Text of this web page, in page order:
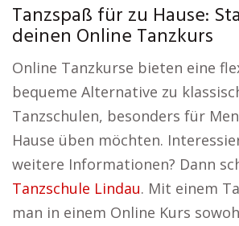
Tanzspaß für zu Hause:
deinen Online Tanzkurs
Online Tanzkurse bieten eine
bequeme Alternative zu
Tanzschulen, besonders für
Hause üben möchten.
weitere Informationen? Dann
Tanzschule Lindau. Mit einem
man in einem Online Kurs